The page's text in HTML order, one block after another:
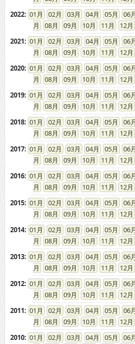
2022: 01 02 03 04 05 06
08
09 10 11
12
2021: 01 02 03 04 05 06
08
09 10 11
12
2020: 01 02 03 04 05 06
08
09 10 11
12
2019: 01 02 03 04 05 06
08
09 10 11
12
2018: 01 02 03 04 05 06
08
09 10 11
12
2017: 01 02 03 04 05 06
08
09 10 11
12
2016: 01 02 03 04 05 06
08
09 10 11
12
2015: 01 02 03 04 05 06
08
09 10 11
12
2014: 01 02 03 04 05 06
08
09 10 11
12
2013: 01 02 03 04 05 06
08
09 10 11
12
2012: 01 02 03 04 05 06
08
09 10 11
12
2011: 01 02 03 04 05 06
08
09 10 11
12
2010: 01 02 03 04 05 06